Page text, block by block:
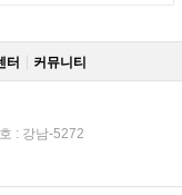
터 커뮤니티
: 강남-5272